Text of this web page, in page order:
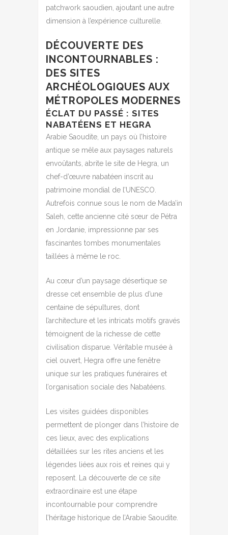
patchwork saoudien, ajoutant une autre
dimension à l’expérience culturelle.
DÉCOUVERTE DES
INCONTOURNABLES :
DES SITES
ARCHÉOLOGIQUES AUX
MÉTROPOLES MODERNES
ÉCLAT DU PASSÉ : SITES
NABATÉENS ET HEGRA
Arabie Saoudite, un pays où l’histoire
antique se mêle aux paysages naturels
envoûtants, abrite le site de Hegra, un
chef-d’œuvre nabatéen inscrit au
patrimoine mondial de l’UNESCO.
Autrefois connue sous le nom de Mada’in
Saleh, cette ancienne cité sœur de Pétra
en Jordanie, impressionne par ses
fascinantes tombes monumentales
taillées à même le roc.
Au cœur d’un paysage désertique se
dresse cet ensemble de plus d’une
centaine de sépultures, dont
l’architecture et les intricats motifs gravés
témoignent de la richesse de cette
civilisation disparue. Véritable musée à
ciel ouvert, Hegra offre une fenêtre
unique sur les pratiques funéraires et
l’organisation sociale des Nabatéens.
Les visites guidées disponibles
permettent de plonger dans l’histoire de
ces lieux, avec des explications
détaillées sur les rites anciens et les
légendes liées aux rois et reines qui y
reposent. La découverte de ce site
extraordinaire est une étape
incontournable pour comprendre
l’héritage historique de l’Arabie Saoudite.